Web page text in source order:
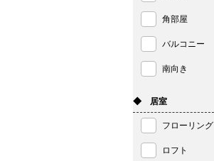
角部屋
バルコニー
南向き
◆ 居室
フローリング
ロフト